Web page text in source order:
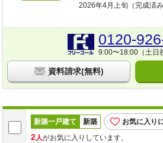
2026年4月上旬（完成済み
0120-
9:00〜18:00（土日
資料請求(無料)
新築一戸建て 新築 お気に入り
2人がお気に入りしています。